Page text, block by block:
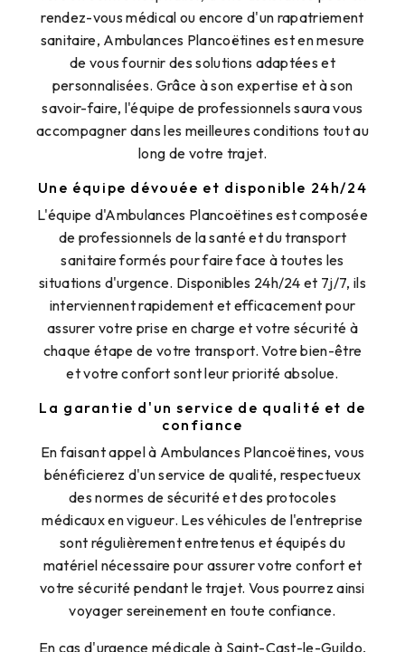
rendez-vous médical ou encore d'un rapatriement
sanitaire, Ambulances Plancoëtines est en mesure
de vous fournir des solutions adaptées et
personnalisées. Grâce à son expertise et à son
savoir-faire, l'équipe de professionnels saura vous
accompagner dans les meilleures conditions tout au
long de votre trajet.
Une équipe dévouée et disponible 24h/24
L'équipe d'Ambulances Plancoëtines est composée
de professionnels de la santé et du transport
sanitaire formés pour faire face à toutes les
situations d'urgence. Disponibles 24h/24 et 7j/7, ils
interviennent rapidement et efficacement pour
assurer votre prise en charge et votre sécurité à
chaque étape de votre transport. Votre bien-être
et votre confort sont leur priorité absolue.
La garantie d'un service de qualité et de
confiance
En faisant appel à Ambulances Plancoëtines, vous
bénéficierez d'un service de qualité, respectueux
des normes de sécurité et des protocoles
médicaux en vigueur. Les véhicules de l'entreprise
sont régulièrement entretenus et équipés du
matériel nécessaire pour assurer votre confort et
votre sécurité pendant le trajet. Vous pourrez ainsi
voyager sereinement en toute confiance.
En cas d'urgence médicale à Saint-Cast-le-Guildo,